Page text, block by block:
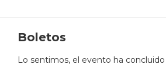
Boletos
Lo sentimos, el evento ha concluido